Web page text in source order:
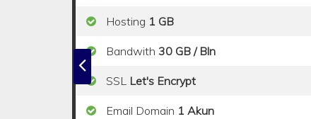
Hosting 1 GB
Bandwith 30 GB / Bln
SSL Let's Encrypt
Email Domain 1 Akun